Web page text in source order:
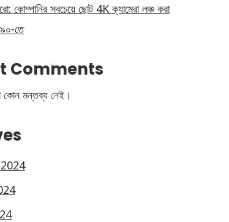
কোম্পানির সবচেয়ে ছোট 4K ক্যামেরা লঞ্চ করা
তে
Comments
কোন মন্তব্য নেই।
2024